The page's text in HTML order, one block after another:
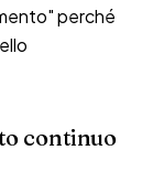
perché
continuo